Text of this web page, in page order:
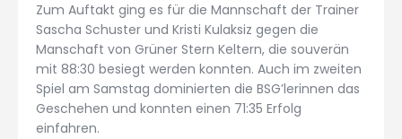
Zum Auftakt ging es für die Mannschaft der Trainer
Sascha Schuster und Kristi Kulaksiz gegen die
Manschaft von Grüner Stern Keltern, die souverän
mit 88:30 besiegt werden konnten. Auch im zweiten
Spiel am Samstag dominierten die BSG’lerinnen das
Geschehen und konnten einen 71:35 Erfolg
einfahren.